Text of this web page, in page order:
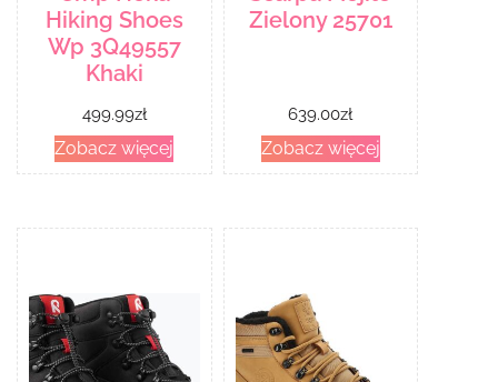
Hiking Shoes
Wp 3Q49557
Khaki
499.99zł
Zobacz więcej
Zielony 25701
639.00zł
Zobacz więcej